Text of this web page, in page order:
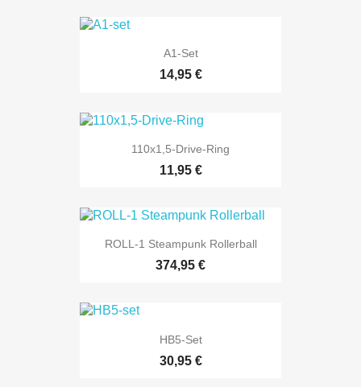
A1-Set
14,95 €
110x1,5-Drive-Ring
11,95 €
ROLL-1 Steampunk Rollerball
374,95 €
HB5-Set
30,95 €